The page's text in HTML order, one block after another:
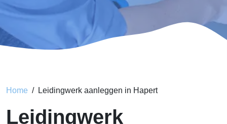
Home Leidingwerk aanleggen in Hapert
Leidingwerk